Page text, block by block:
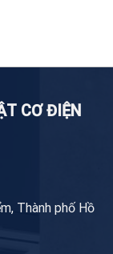
CƠ ĐIỆN
Thành phố Hồ